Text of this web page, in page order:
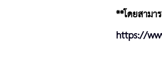
**โดยสามา
https://